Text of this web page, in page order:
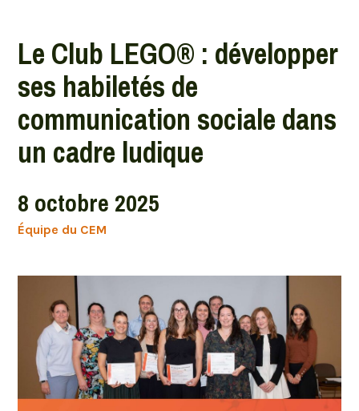
Le Club LEGO® : développer
ses habiletés de
communication sociale dans
un cadre ludique
8 octobre 2025
Équipe du CEM